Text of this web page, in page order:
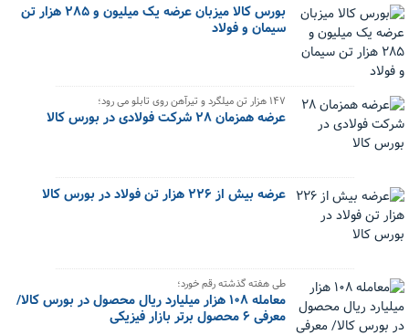
بورس کالا میزبان عرضه یک میلیون و ۲۸۵ هزار تن
سیمان و فولاد
۱۴۷ هزار تن میلگرد و تیرآهن روی تابلو می رود؛
عرضه همزمان ۲۸ شرکت فولادی در بورس کالا
عرضه بیش از ۲۲۶ هزار تن فولاد در بورس کالا
طی هفته گذشته رقم خورد؛
معامله ۱۰۸ هزار میلیارد ریال محصول در بورس کالا/
معرفی ۶ محصول برتر بازار فیزیکی